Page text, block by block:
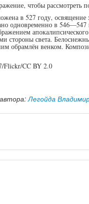
чтобы рассмотреть
в 527 году, освящение
одновременно в
стороны света.
обрамлён венком.
Flickr/CC BY 2.0
Легойда